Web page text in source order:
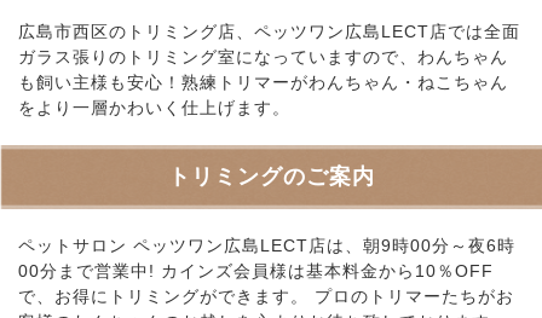
広島市西区のトリミング店、ペッツワン広島LECT店では全面
ガラス張りのトリミング室になっていますので、わんちゃん
も飼い主様も安心！熟練トリマーがわんちゃん・ねこちゃん
をより一層かわいく仕上げます。
トリミングのご案内
ペットサロン ペッツワン広島LECT店は、朝9時00分～夜6時
00分まで営業中! カインズ会員様は基本料金から10％OFF
で、お得にトリミングができます。 プロのトリマーたちがお